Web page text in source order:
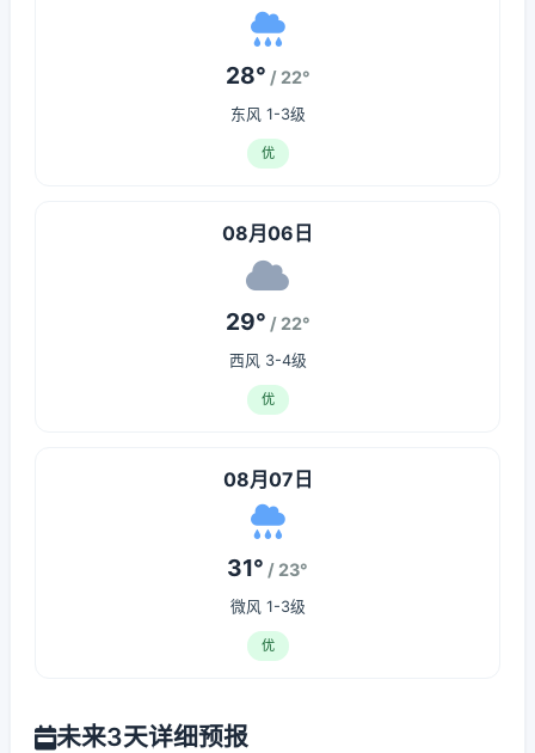
28° / 22°
东风 1-3级
优
08月06日
29° / 22°
西风 3-4级
优
08月07日
31° / 23°
微风 1-3级
优
未来3天详细预报